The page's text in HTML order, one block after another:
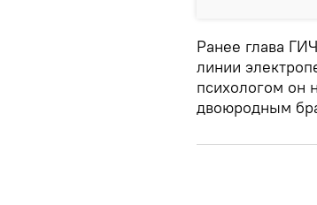
Ранее глава
линии
психологом он
двоюродным